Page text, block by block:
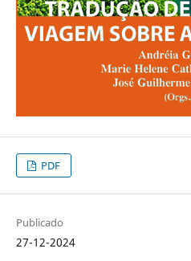
PDF
Publicado
27-12-2024